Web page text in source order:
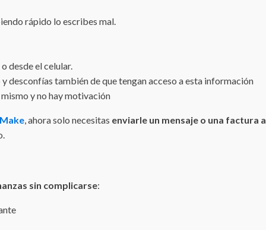
rápido lo escribes mal.
desde el celular.
desconfías también de que tengan acceso a esta información
y no hay motivación
Make, ahora solo necesitas enviarle un mensaje o una factura
sin complicarse: